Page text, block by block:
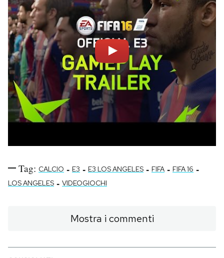
Tag: CALCIO - E3 - E3 LOS ANGELES - FIFA - FIFA 16 -
LOS ANGELES - VIDEOGIOCHI
Mostra i commenti